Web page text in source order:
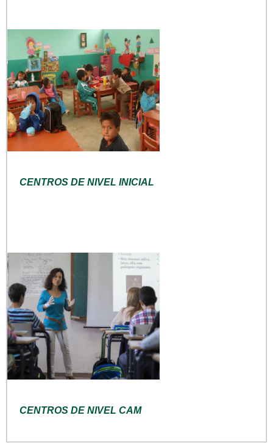
CENTROS DE NIVEL INICIAL
CENTROS DE NIVEL CAM